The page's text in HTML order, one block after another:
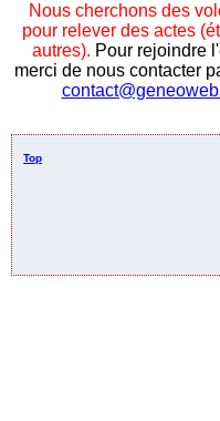
Nous cherchons des
pour relever des actes
autres). Pour rejoindre
merci de nous contacter
Top